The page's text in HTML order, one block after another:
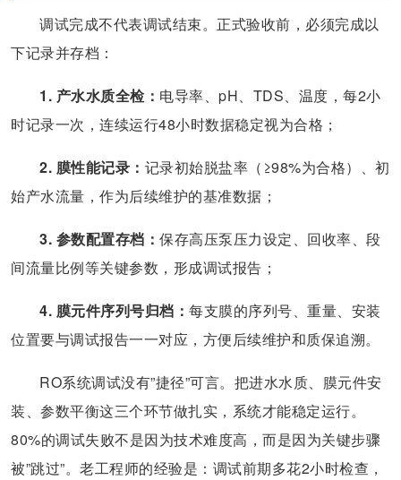
调试完成不代表调试结束。正式验收前，必须完成以
下记录并存档：
1. 产水水质全检： 电导率、pH、TDS、温度，每2小
时记录一次，连续运行48小时数据稳定视为合格；
2. 膜性能记录： 记录初始脱盐率（≥98%为合格）、初
始产水流量，作为后续维护的基准数据；
3. 参数配置存档： 保存高压泵压力设定、回收率、段
间流量比例等关键参数，形成调试报告；
4. 膜元件序列号归档： 每支膜的序列号、重量、安装
位置要与调试报告一一对应，方便后续维护和质保追溯。
RO系统调试没有”捷径”可言。把进水水质、膜元件安
装、参数平衡这三个环节做扎实，系统才能稳定运行。
80%的调试失败不是因为技术难度高，而是因为关键步骤
被”跳过”。老工程师的经验是：调试前期多花2小时检查，